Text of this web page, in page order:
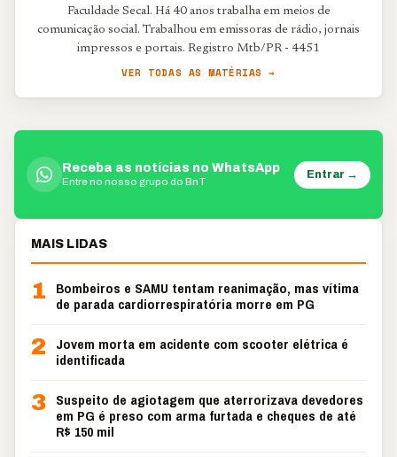
Faculdade Secal. Há 40 anos trabalha em meios de
comunicação social. Trabalhou em emissoras de rádio, jornais
impressos e portais. Registro Mtb/PR - 4451
VER TODAS AS MATÉRIAS →
Receba as notícias no WhatsApp
Entre no nosso grupo do BnT
Entrar →
MAIS LIDAS
1
Bombeiros e SAMU tentam reanimação, mas vítima
de parada cardiorrespiratória morre em PG
2
Jovem morta em acidente com scooter elétrica é
identificada
3 Suspeito de agiotagem que aterrorizava devedores
em PG é preso com arma furtada e cheques de até
R$ 150 mil